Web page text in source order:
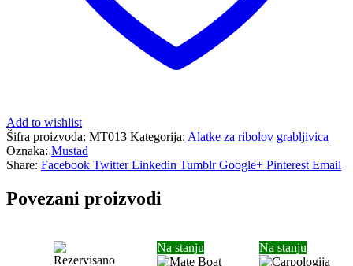
Add to wishlist
Šifra proizvoda: MT013 Kategorija: Alatke za ribolov grabljivica
Oznaka: Mustad
Share: Facebook Twitter Linkedin Tumblr Google+ Pinterest Email
Povezani proizvodi
Na stanju Na stanju